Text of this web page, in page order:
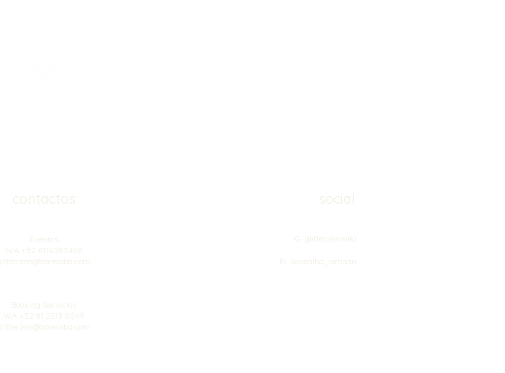
contactos
Eventos
WA +52 8116083408
glitterzen@borealba.com
social
IG glitterzenreiki
IG borealba_artisan
Booking Servicios
WA +52 81 2213 0249
glitterzen@borealba.com